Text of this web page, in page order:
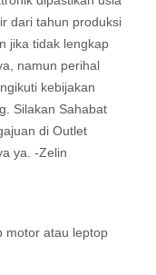
dari tahun produksi
jika tidak lengkap
namun perihal
kebijakan
Silakan Sahabat
di Outlet
ya. -Zelin
motor atau leptop